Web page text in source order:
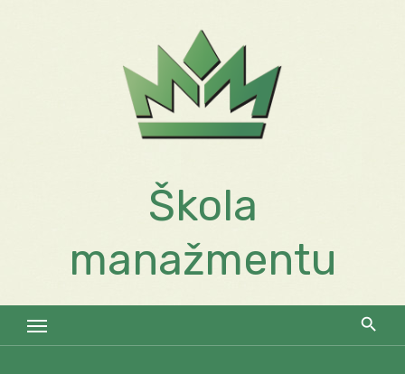
Škola
manažmentu